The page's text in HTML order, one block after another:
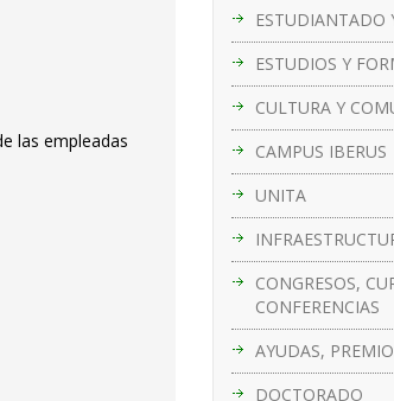
ESTUDIANTADO
ESTUDIOS Y
CULTURA Y
CAMPUS IBERUS
UNITA
CONGRESOS,
CONFERENCIAS
AYUDAS,
DOCTORADO
las empleadas